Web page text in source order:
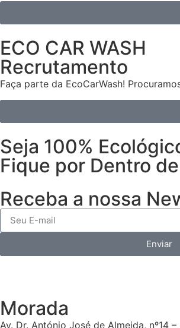
ECO CAR WASH
Recrutamento
Faça parte da EcoCarWash!
Seja 100%
Fique por Dentro
Receba a nossa
Enviar
Morada
Av. Dr. António José de Almeida, nº14